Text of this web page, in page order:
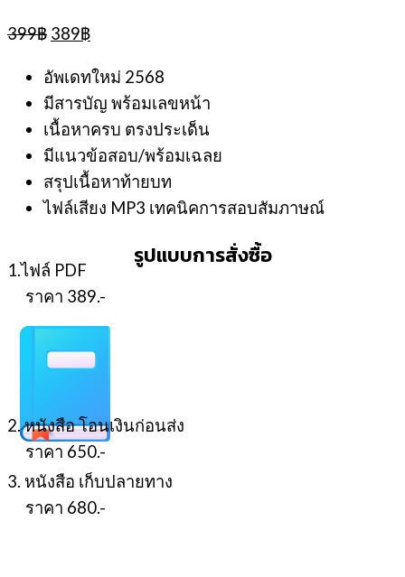
399฿ Original
was:
399฿.
389฿Current
is:
389฿.
อัพเดทใหม่ 2568
มีสารบัญ พร้อมเลขหน้า
เนื้อหาครบ ตรงประเด็น
มีแนวข้อสอบ/พร้อมเฉลย
สรุปเนื้อหาท้ายบท
ไฟล์เสียง MP3 เทคนิคการสอบสัมภาษณ์
รูปแบบการสั่งซื้อ
1.ไฟล์ PDF
ราคา 389.-
2. หนังสือ โอนเงินก่อนส่ง
ราคา 650.-
3. หนังสือ เก็บปลายทาง
ราคา 680.-